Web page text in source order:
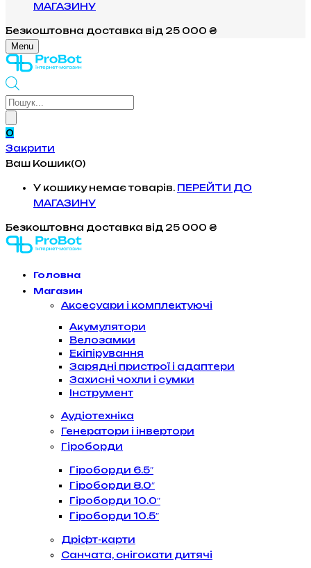
МАГАЗИНУ
Безкоштовна доставка від 25 000 ₴
Menu
Products
0
Закрити
Ваш Кошик(0)
У кошику немає товарів. ПЕРЕЙТИ ДО
МАГАЗИНУ
Безкоштовна доставка від 25 000 ₴
Головна
Магазин
Аксесуари і комплектуючі
Акумулятори
Велозамки
Екіпірування
Зарядні пристрої і адаптери
Захисні чохли і сумки
Інструмент
Аудіотехніка
Генератори і інвертори
Гіроборди
Гіроборди 6.5″
Гіроборди 8.0″
Гіроборди 10.0″
Гіроборди 10.5″
Дріфт-карти
Санчата, снігокати дитячі